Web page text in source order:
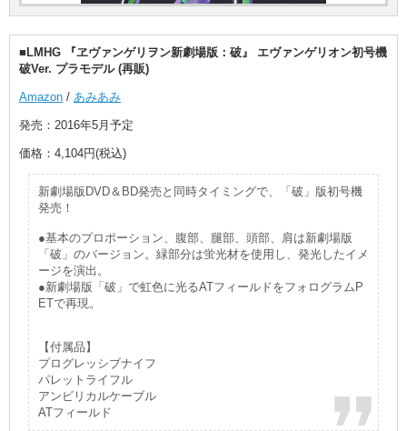
■LMHG 『ヱヴァンゲリヲン新劇場版：破』 エヴァンゲリオン初号機
破Ver. プラモデル (再販)
Amazon / あみあみ
発売：2016年5月予定
価格：4,104円(税込)
新劇場版DVD＆BD発売と同時タイミングで、「破」版初号機
発売！
●基本のプロポーション、腹部、腿部、頭部、肩は新劇場版
「破」のバージョン。緑部分は蛍光材を使用し、発光したイメ
ージを演出。
●新劇場版「破」で虹色に光るATフィールドをフォログラムP
ETで再現。
【付属品】
プログレッシブナイフ
パレットライフル
アンビリカルケーブル
ATフィールド